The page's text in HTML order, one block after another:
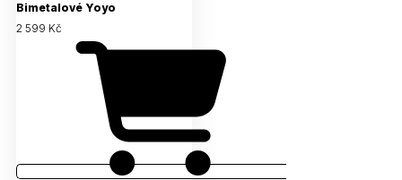
Bimetalové Yoyo
2 599 Kč